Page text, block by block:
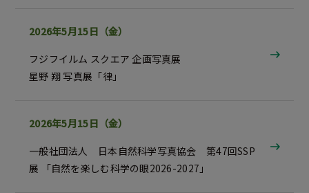
2026年5月15日（金）
フジフイルム スクエア 企画写真展
星野 翔 写真展「律」
2026年5月15日（金）
一般社団法人 日本自然科学写真協会 第47回SSP
展
「自然を楽しむ科学の眼2026-2027」